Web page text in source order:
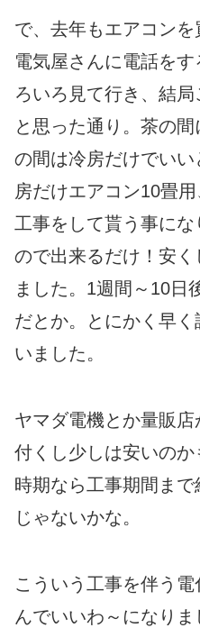
で、去年もエアコン
電気屋さんに電話を
ろいろ見て行き、結
と思った通り。茶の
の間は冷房だけでい
房だけエアコン10畳
工事をして貰う事に
ので出来るだけ！安
ました。1週間～10日
だとか。とにかく早
いました。
ヤマダ電機とか量販
付くし少しは安いの
時期なら工事期間ま
じゃないかな。
こういう工事を伴う
んでいいわ～になり